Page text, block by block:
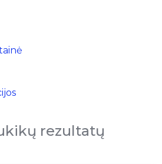
rezultatų